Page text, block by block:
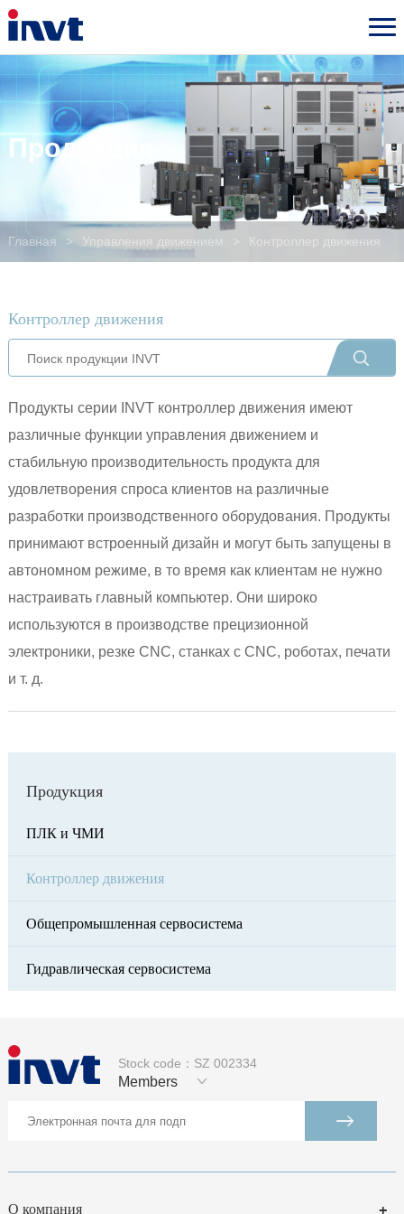
Продукция
Главная > Управления движением > Контроллер движения
Продукция
ПЛК и ЧМИ
Контроллер движения
Общепромышленная сервосистема
Гидравлическая сервосистема
Контроллер движения
Продукты серии INVT контроллер движения имеют
различные функции управления движением и
стабильную производительность продукта для
удовлетворения спроса клиентов на различные
разработки производственного оборудования. Продукты
принимают встроенный дизайн и могут быть запущены в
автономном режиме, в то время как клиентам не нужно
настраивать главный компьютер. Они широко
используются в производстве прецизионной
электроники, резке CNC, станках с CNC, роботах, печати
и т. д.
Stock code：SZ 002334
Members
О компания +